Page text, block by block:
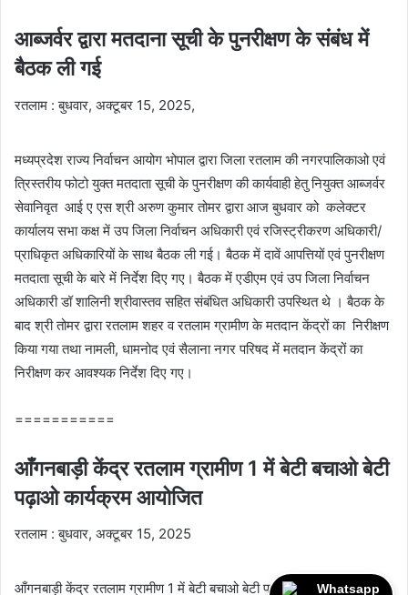
आब्जर्वर द्वारा मतदाना सूची के पुनरीक्षण के संबंध में
बैठक ली गई
रतलाम : बुधवार, अक्टूबर 15, 2025,
मध्यप्रदेश राज्य निर्वाचन आयोग भोपाल द्वारा जिला रतलाम की नगरपालिकाओ एवं
त्रिस्तरीय फोटो युक्त मतदाता सूची के पुनरीक्षण की कार्यवाही हेतु नियुक्त आब्जर्वर
सेवानिवृत आई ए एस श्री अरुण कुमार तोमर द्वारा आज बुधवार को कलेक्टर
कार्यालय सभा कक्ष में उप जिला निर्वाचन अधिकारी एवं रजिस्ट्रीकरण अधिकारी/
प्राधिकृत अधिकारियों के साथ बैठक ली गई। बैठक में दावें आपत्तियों एवं पुनरीक्षण
मतदाता सूची के बारे में निर्देश दिए गए। बैठक में एडीएम एवं उप जिला निर्वाचन
अधिकारी डॉ शालिनी श्रीवास्तव सहित संबंधित अधिकारी उपस्थित थे । बैठक के
बाद श्री तोमर द्वारा रतलाम शहर व रतलाम ग्रामीण के मतदान केंद्रों का निरीक्षण
किया गया तथा नामली, धामनोद एवं सैलाना नगर परिषद में मतदान केंद्रों का
निरीक्षण कर आवश्यक निर्देश दिए गए।
===========
आँगनबाड़ी केंद्र रतलाम ग्रामीण 1 में बेटी बचाओ बेटी
पढ़ाओ कार्यक्रम आयोजित
रतलाम : बुधवार, अक्टूबर 15, 2025
आँगनबाड़ी केंद्र रतलाम ग्रामीण 1 में बेटी बचाओ बेटी पढ़ाओ एवं पोषण अभियान के
Whatsapp